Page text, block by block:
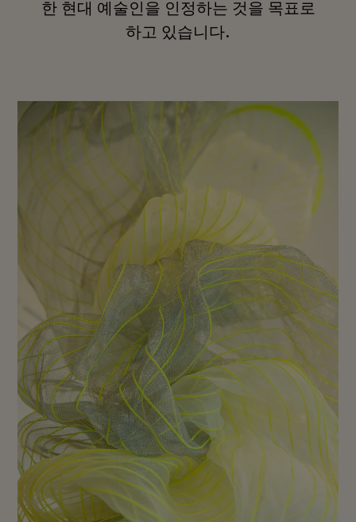
한 현대 예술인을 인정하는 것을 목표로
하고 있습니다.